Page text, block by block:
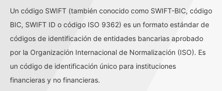
Un código SWIFT (también conocido como SWIFT-BIC, código
BIC, SWIFT ID o código ISO 9362) es un formato estándar de
códigos de identificación de entidades bancarias aprobado
por la Organización Internacional de Normalización (ISO). Es
un código de identificación único para instituciones
financieras y no financieras.